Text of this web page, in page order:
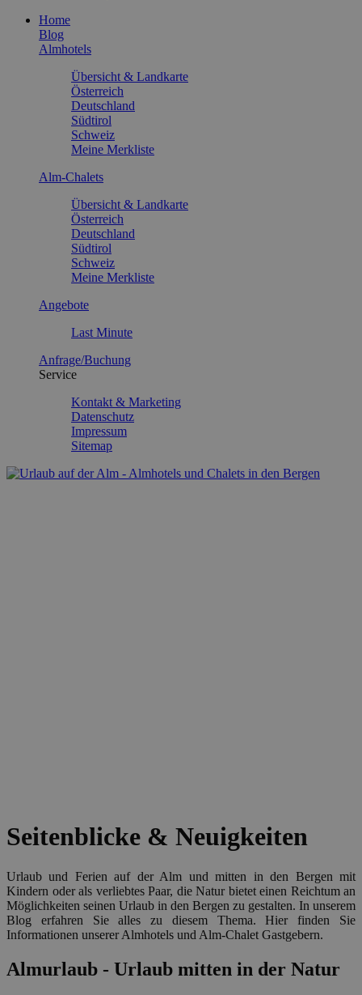
Home
Blog
Almhotels
Übersicht & Landkarte
Österreich
Deutschland
Südtirol
Schweiz
Meine Merkliste
Alm-Chalets
Übersicht & Landkarte
Österreich
Deutschland
Südtirol
Schweiz
Meine Merkliste
Angebote
Last Minute
Anfrage/Buchung
Service
Kontakt & Marketing
Datenschutz
Impressum
Sitemap
Seitenblicke & Neuigkeiten
Urlaub und Ferien auf der Alm und mitten in den Bergen mit
Kindern oder als verliebtes Paar, die Natur bietet einen Reichtum an
Möglichkeiten seinen Urlaub in den Bergen zu gestalten. In unserem
Blog erfahren Sie alles zu diesem Thema. Hier finden Sie
Informationen unserer Almhotels und Alm-Chalet Gastgebern.
Almurlaub - Urlaub mitten in der Natur